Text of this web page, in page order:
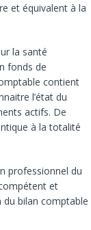
et équivalent à la
la santé
fonds de
contient
l’état du
actifs. De
à la totalité
professionnel du
et
bilan comptable